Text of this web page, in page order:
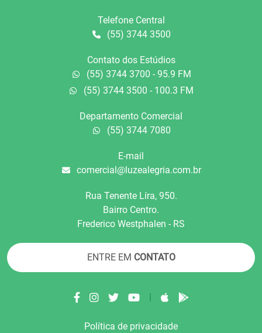
Telefone Central
(55) 3744 3500
Contato dos Estúdios
(55) 3744 3700 - 95.9 FM
(55) 3744 3500 - 100.3 FM
Departamento Comercial
(55) 3744 7080
E-mail
comercial@luzealegria.com.br
Rua Tenente Líra, 950.
Bairro Centro.
Frederico Westphalen - RS
ENTRE EM CONTATO
Política de privacidade